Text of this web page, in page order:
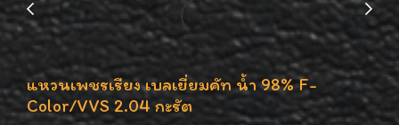
แหวนเพชรเรียง เบลเยี่ยมคัท น้ำ 98% F-
Color/VVS 2.04 กะรัต